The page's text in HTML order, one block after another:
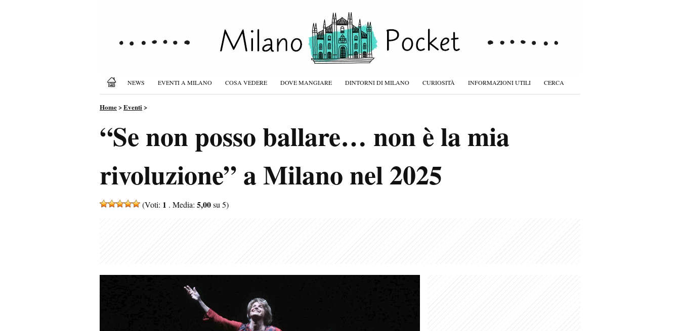
NEWS EVENTI A MILANO COSA VEDERE DOVE MANGIARE DINTORNI DI MILANO CURIOSITÀ INFORMAZIONI UTILI CERCA
Home>Eventi>
“Se non posso ballare… non è la mia
rivoluzione” a Milano nel 2025
(Voti: 1 . Media: 5,00su 5)